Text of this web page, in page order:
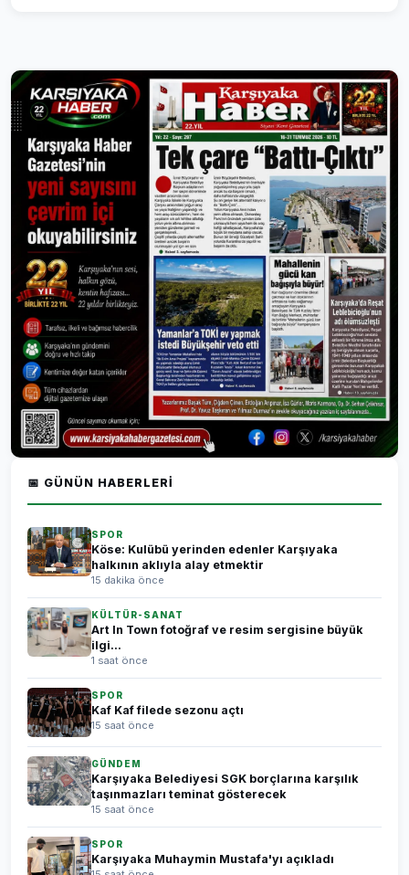
📅 GÜNÜN HABERLERI
SPOR
Köse: Kulübü yerinden edenler Karşıyaka
halkının aklıyla alay etmektir
15 dakika önce
KÜLTÜR-SANAT
Art In Town fotoğraf ve resim sergisine büyük
ilgi...
1 saat önce
SPOR
Kaf Kaf filede sezonu açtı
15 saat önce
GÜNDEM
Karşıyaka Belediyesi SGK borçlarına karşılık
taşınmazları teminat gösterecek
15 saat önce
SPOR
Karşıyaka Muhaymin Mustafa'yı açıkladı